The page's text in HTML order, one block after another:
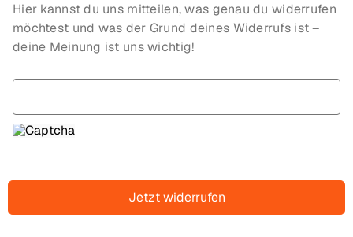
Hier kannst du uns mitteilen, was genau du widerrufen
möchtest und was der Grund deines Widerrufs ist –
deine Meinung ist uns wichtig!
Jetzt widerrufen